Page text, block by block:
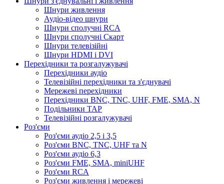
Шнури живлення
Аудіо-відео шнури
Шнури сполучні RCA
Шнури сполучні Скарт
Шнури телевізійні
Шнури HDMI і DVI
Перехідники та розгалужувачі
Перехідники аудіо
Телевізійні перехідники та з'єднувачі
Мережеві перехідники
Перехідники BNC, TNC, UHF, FME, SMA, N
Подільники ТАР
Телевізійні розгалужувачі
Роз'єми
Роз'єми аудіо 2,5 і 3,5
Роз'єми BNC, TNC, UHF та N
Роз'єми аудіо 6,3
Роз'єми FME, SMA, miniUHF
Роз'єми RCA
Роз'єми живлення і мережеві